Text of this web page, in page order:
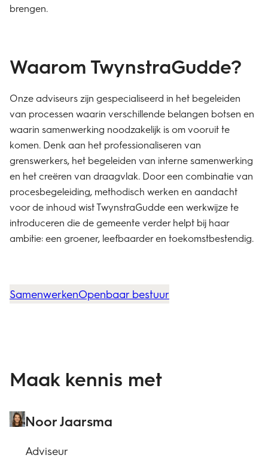
brengen.
Waarom TwynstraGudde?
Onze adviseurs zijn gespecialiseerd in het begeleiden
van processen waarin verschillende belangen botsen en
waarin samenwerking noodzakelijk is om vooruit te
komen. Denk aan het professionaliseren van
grenswerkers, het begeleiden van interne samenwerking
en het creëren van draagvlak. Door een combinatie van
procesbegeleiding, methodisch werken en aandacht
voor de inhoud wist TwynstraGudde een werkwijze te
introduceren die de gemeente verder helpt bij haar
ambitie: een groener, leefbaarder en toekomstbestendig.
SamenwerkenOpenbaar bestuur
Maak kennis met
Noor Jaarsma
Adviseur